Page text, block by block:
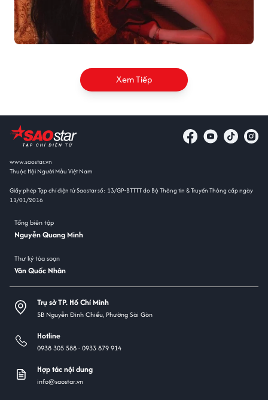
Xem Tiếp
www.saostar.vn
Thuộc Hội Người Mẫu Việt Nam
Giấy phép Tạp chí điện tử Saostar số: 13/GP-BTTTT do Bộ Thông tin & Truyền Thông cấp ngày
11/01/2016
Tổng biên tập
Nguyễn Quang Minh
Thư ký tòa soạn
Văn Quốc Nhân
Trụ sở TP. Hồ Chí Minh
5B Nguyễn Đình Chiểu, Phường Sài Gòn
Hotline
0938 305 588 -0933 879 914
Hợp tác nội dung
info@saostar.vn